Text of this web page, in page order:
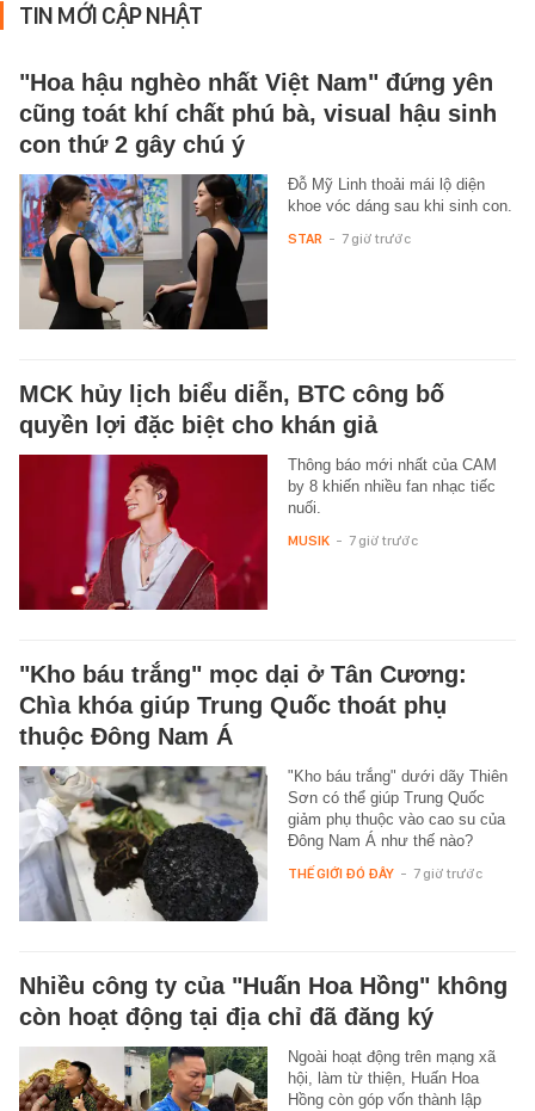
TIN MỚI CẬP NHẬT
"Hoa hậu nghèo nhất Việt Nam" đứng yên
cũng toát khí chất phú bà, visual hậu sinh
con thứ 2 gây chú ý
Đỗ Mỹ Linh thoải mái lộ diện
khoe vóc dáng sau khi sinh con.
STAR - 7 giờ trước
MCK hủy lịch biểu diễn, BTC công bố
quyền lợi đặc biệt cho khán giả
Thông báo mới nhất của CAM
by 8 khiến nhiều fan nhạc tiếc
nuối.
MUSIK - 7 giờ trước
"Kho báu trắng" mọc dại ở Tân Cương:
Chìa khóa giúp Trung Quốc thoát phụ
thuộc Đông Nam Á
"Kho báu trắng" dưới dãy Thiên
Sơn có thể giúp Trung Quốc
giảm phụ thuộc vào cao su của
Đông Nam Á như thế nào?
THẾ GIỚI ĐÓ ĐÂY - 7 giờ trước
Nhiều công ty của "Huấn Hoa Hồng" không
còn hoạt động tại địa chỉ đã đăng ký
Ngoài hoạt động trên mạng xã
hội, làm từ thiện, Huấn Hoa
Hồng còn góp vốn thành lập